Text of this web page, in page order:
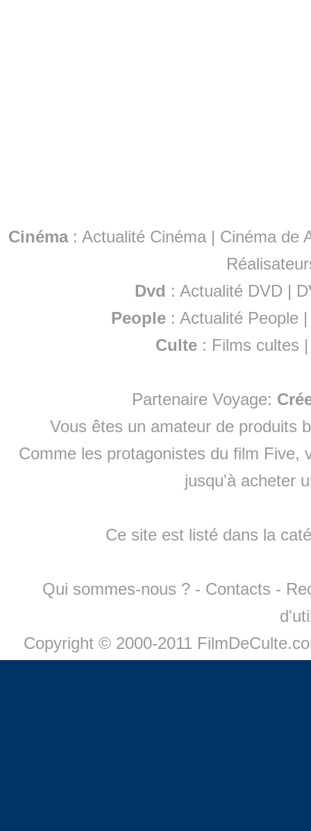
Cinéma: Actualité Cinéma | Cinéma de
Dvd : Actualité DVD |
People :Actualité People
Culte : Films cultes
Partenaire Voyage:
Vous êtes un amateur de produits
Comme les protagonistes du film Five,
jusqu'à acheter
Ce site est listé dans la
Qui sommes-nous ? - Contacts -
Copyright © 2000-2011